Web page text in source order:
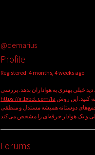
@demarius
Profile
Registered: 4 months, 4 weeks ago
خیلی بهتری به هواداران بدهد. بررسی
https://ir.1xbet.com/fa به شما کمک می‌کند تا فرم اخیر بازیکنان و آمارهای تاریخی تقابل‌ها را به دقت با هم مقایسه کنید. این روش
دوستانه همیشه مستدل و منطقی
Forums